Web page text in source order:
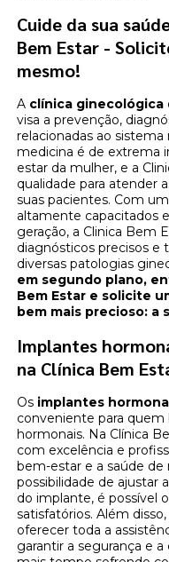
Cuide da sua
Bem Estar -
mesmo!
A clínica ginecológica
visa a prevenção,
relacionadas ao
medicina é de extrema
estar da mulher, e a
qualidade para atender
suas pacientes. Com
altamente capacitados
geração, a Clinica Bem
diagnósticos precisos e
diversas patologias
em segundo plano,
Bem Estar e solicite
bem mais precioso: a
Implantes
na Clínica Bem
Os implantes
conveniente para quem
hormonais. Na Clínica
com excelência e
bem-estar e a saúde de
possibilidade de ajustar
do implante, é possível
satisfatórios. Além
oferecer toda a
garantir a segurança e